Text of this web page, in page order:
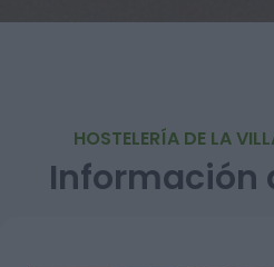
HOSTELERÍA DE LA
Información